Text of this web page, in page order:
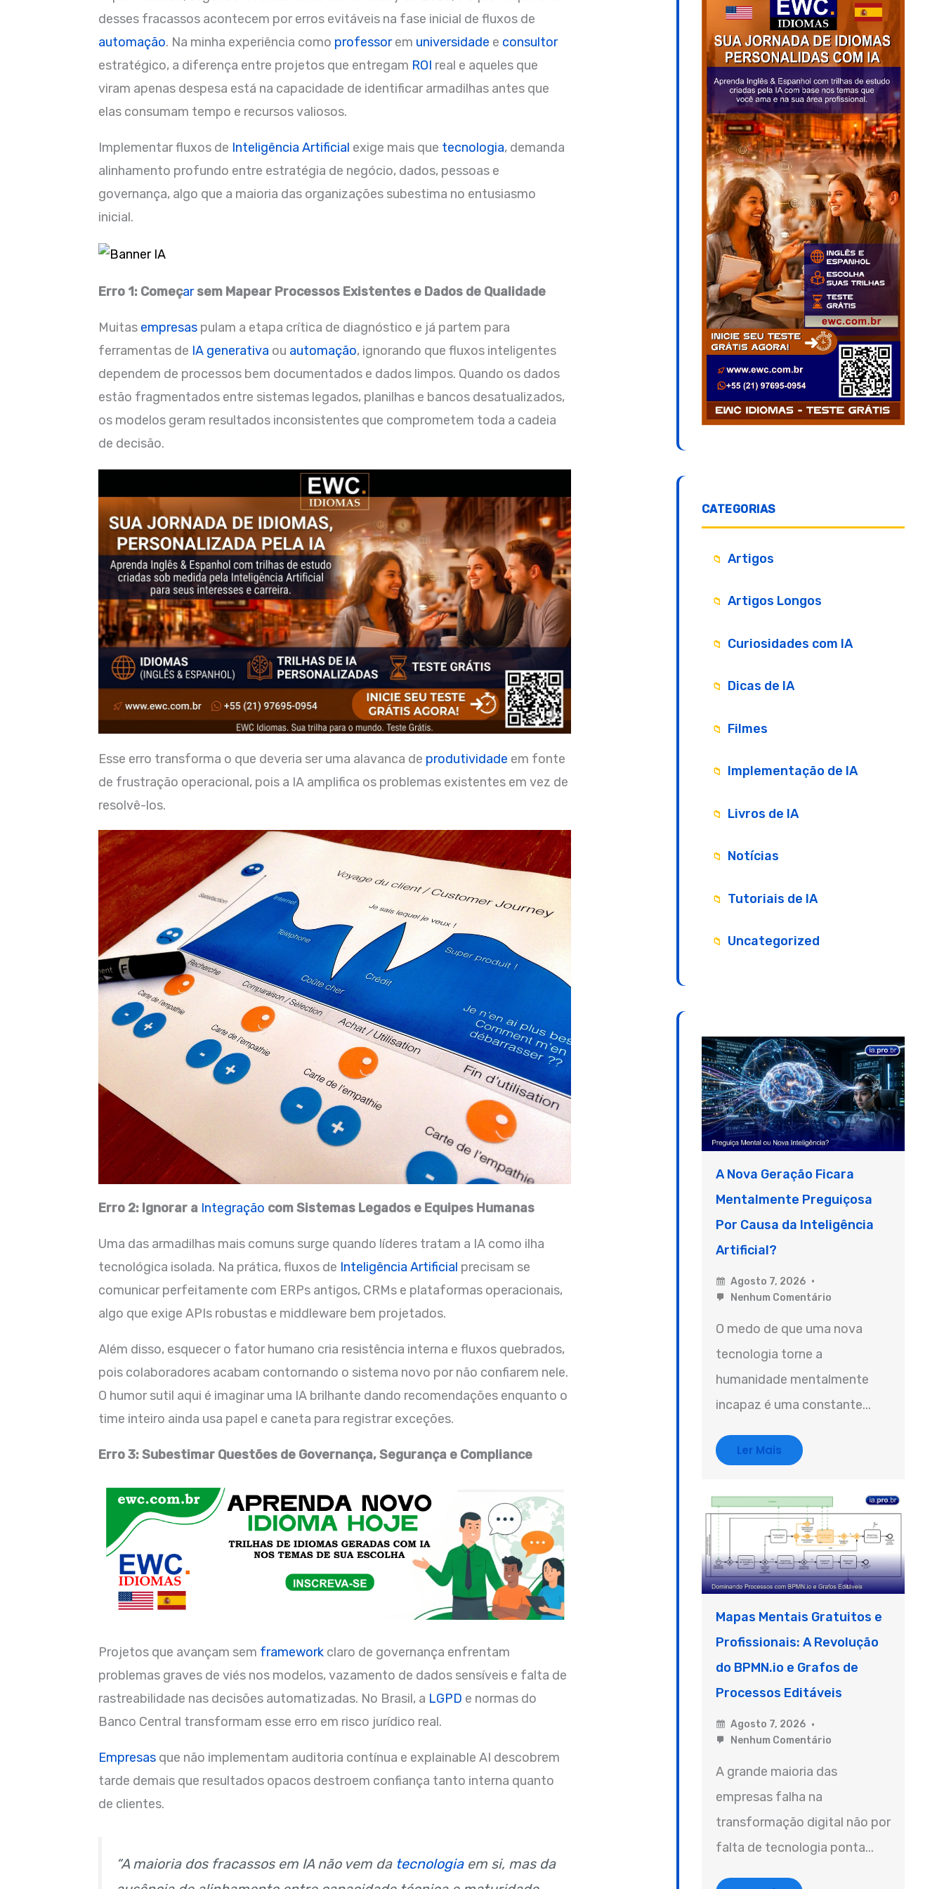
desses fracassos acontecem por erros evitáveis na fase inicial de fluxos de
automação. Na minha experiência como professorem universidade e consultor
estratégico, a diferença entre projetos que entregam ROI real e aqueles que
viram apenas despesa está na capacidade de identificar armadilhas antes que
elas consumam tempo e recursos valiosos.
Implementar fluxos de Inteligência Artificial exige mais que tecnologia, demanda
alinhamento profundo entre estratégia de negócio, dados, pessoas e
governança, algo que a maioria das organizações subestima no entusiasmo
inicial.
Erro 1: Começarsem Mapear Processos Existentes e Dados de Qualidade
Muitas empresas pulam a etapa crítica de diagnóstico e já partem para
ferramentas de IA generativa ou automação, ignorando que fluxos inteligentes
dependem de processos bem documentados e dados limpos. Quando os dados
estão fragmentados entre sistemas legados, planilhas e bancos desatualizados,
os modelos geram resultados inconsistentes que comprometem toda a cadeia
de decisão.
Esse erro transforma o que deveria ser uma alavanca de produtividade em fonte
de frustração operacional, pois a IA amplifica os problemas existentes em vez de
resolvê-los.
Erro 2: Ignorar a Integração com Sistemas Legados e Equipes Humanas
Uma das armadilhas mais comuns surge quando líderes tratam a IA como ilha
tecnológica isolada. Na prática, fluxos de Inteligência Artificial precisam se
comunicar perfeitamente com ERPs antigos, CRMs e plataformas operacionais,
algo que exige APIs robustas e middleware bem projetados.
Além disso, esquecer o fator humano cria resistência interna e fluxos quebrados,
pois colaboradores acabam contornando o sistema novo por não confiarem nele.
O humor sutil aqui é imaginar uma IA brilhante dando recomendações enquanto o
time inteiro ainda usa papel e caneta para registrar exceções.
Erro 3: Subestimar Questões de Governança, Segurança e Compliance
Projetos que avançam sem framework claro de governança enfrentam
problemas graves de viés nos modelos, vazamento de dados sensíveis e falta de
rastreabilidade nas decisões automatizadas. No Brasil, a LGPD e normas do
Banco Central transformam esse erro em risco jurídico real.
Empresas que não implementam auditoria contínua e explainable AI descobrem
tarde demais que resultados opacos destroem confiança tanto interna quanto
de clientes.
“A maioria dos fracassos em IA não vem da tecnologiaem si, mas da
CATEGORIAS
Artigos
Artigos Longos
Curiosidades com IA
Dicas de IA
Filmes
Implementação de IA
Livros de IA
Notícias
Tutoriais de IA
Uncategorized
A Nova Geração Ficara
Mentalmente Preguiçosa
Por Causa da Inteligência
Artificial?
Agosto 7, 2026
Nenhum Comentário
O medo de que uma nova
tecnologia torne a
humanidade mentalmente
incapaz é uma constante...
Ler Mais
Mapas Mentais Gratuitos e
Profissionais: A Revolução
do BPMN.io e Grafos de
Processos Editáveis
Agosto 7, 2026
Nenhum Comentário
A grande maioria das
empresas falha na
transformação digital não por
falta de tecnologia ponta...